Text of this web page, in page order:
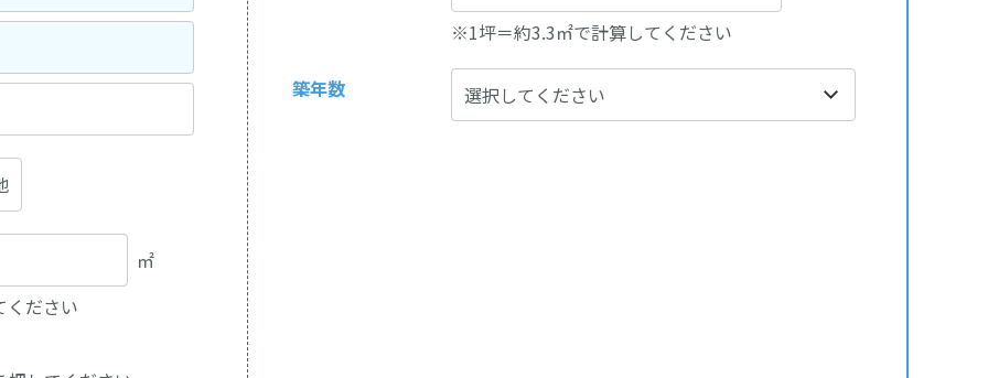
㎡
ださい
※1坪＝約3.3㎡で計算してください
築年数